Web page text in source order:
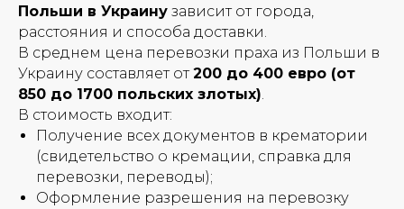
Польши в Украину зависит от города,
расстояния и способа доставки.
В среднем цена перевозки праха из Польши в
Украину составляет от200 до 400 евро (от
850 до 1700 польских злотых).
В стоимость входит:
Получение всех документов в крематории
(свидетельство о кремации, справка для
перевозки, переводы);
Оформление разрешения на перевозку